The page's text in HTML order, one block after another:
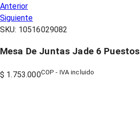
Anterior
Siguiente
SKU: 10516029082
Mesa De Juntas Jade 6 Puestos
$ 1.753.000COP - IVA incluido